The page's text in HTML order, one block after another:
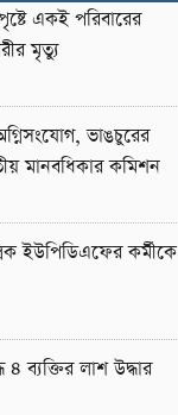
একই পরিবারের
মৃত্যু
ভাঙচুরের
মানবধিকার কমিশন
ইউপিডিএফের কর্মীকে
৪ ব্যক্তির লাশ উদ্ধার